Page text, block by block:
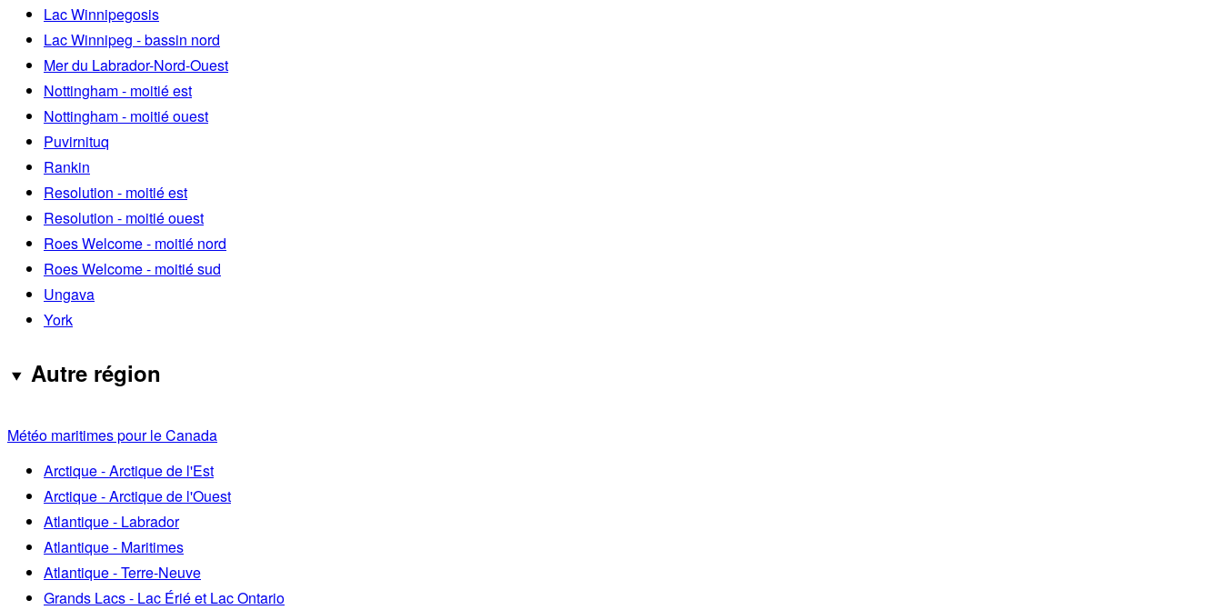
Lac Winnipegosis
Lac Winnipeg - bassin nord
Mer du Labrador-Nord-Ouest
Nottingham - moitié est
Nottingham - moitié ouest
Puvirnituq
Rankin
Resolution - moitié est
Resolution - moitié ouest
Roes Welcome - moitié nord
Roes Welcome - moitié sud
Ungava
York
Autre région
Météo maritimes pour le Canada
Arctique - Arctique de l'Est
Arctique - Arctique de l'Ouest
Atlantique - Labrador
Atlantique - Maritimes
Atlantique - Terre-Neuve
Grands Lacs - Lac Érié et Lac Ontario